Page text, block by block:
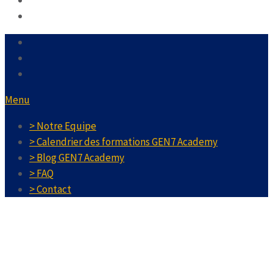
Menu
> Notre Equipe
> Calendrier des formations GEN7 Academy
> Blog GEN7 Academy
> FAQ
> Contact